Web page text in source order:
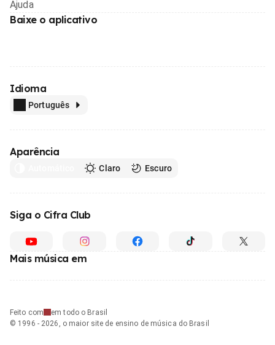
Ajuda
Baixe o aplicativo
Idioma
Português
Aparência
Claro Escuro
Siga o Cifra Club
Mais música em
Feito com
em todo o Brasil
© 1996 - 2026, o maior site de ensino de música do Brasil